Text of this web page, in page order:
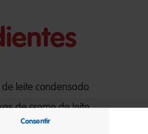
Consentir
de leite condensado
de creme de leite
de água